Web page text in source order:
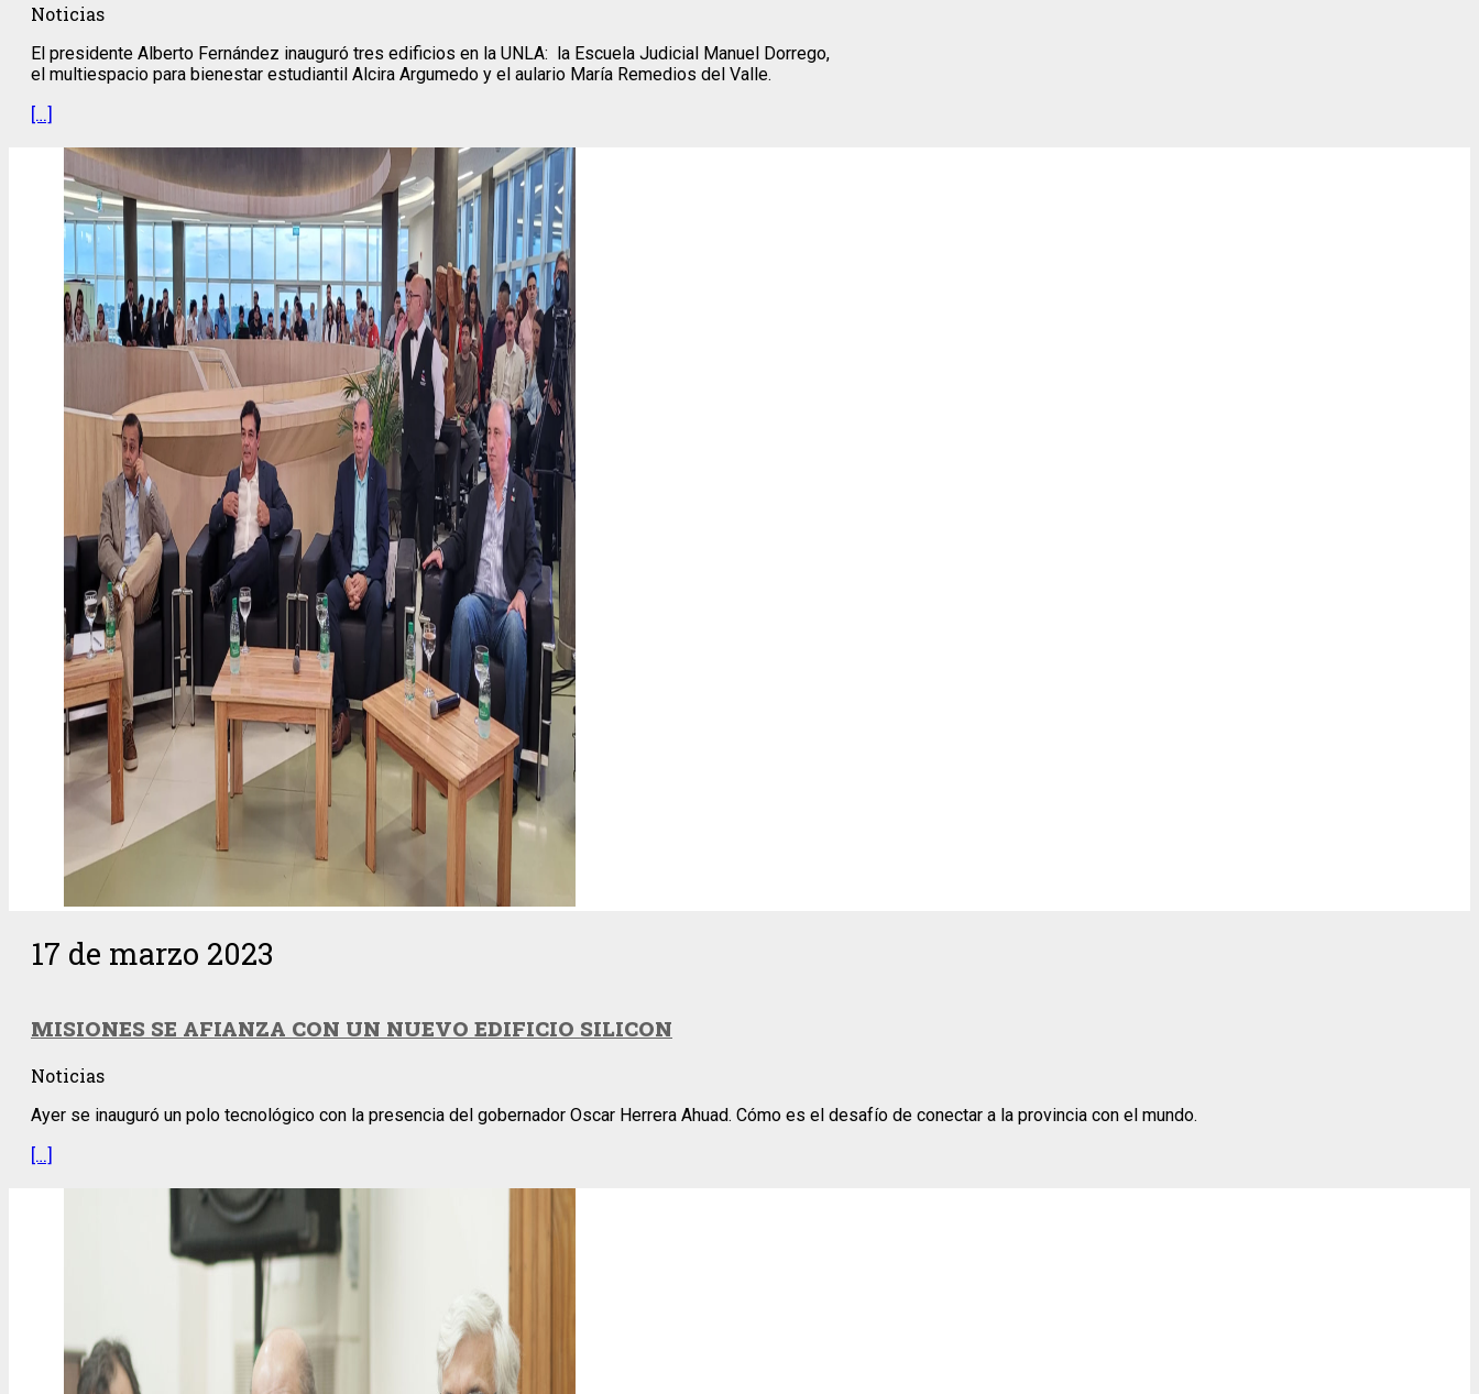
Noticias
El presidente Alberto Fernández inauguró tres edificios en la UNLA: la Escuela Judicial Manuel Dorrego,
el multiespacio para bienestar estudiantil Alcira Argumedo y el aulario María Remedios del Valle.
[…]
17 de marzo 2023
MISIONES SE AFIANZA CON UN NUEVO EDIFICIO SILICON
Noticias
Ayer se inauguró un polo tecnológico con la presencia del gobernador Oscar Herrera Ahuad. Cómo es el desafío de conectar a la provincia con el mundo.
[…]